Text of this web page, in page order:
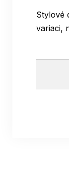
Stylové
variaci,